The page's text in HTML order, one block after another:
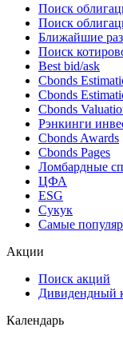
Поиск
Поиск
Ближайшие
Поиск
Best bid/ask
Cbonds
Cbonds
Cbonds
Рэнкинги
Cbonds Awards
Cbonds Pages
Ломбардные
ЦФА
ESG
Сукук
Самые
Акции
Поиск акций
Дивидендный
Календарь